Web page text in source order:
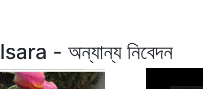
- অন্যান্য নিবেদন